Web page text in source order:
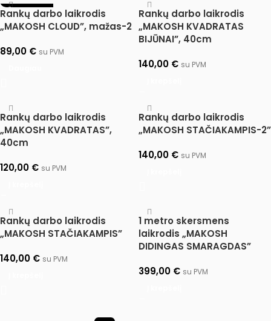
IŠPARDUOTA
Rankų darbo laikrodis
„MAKOSH CLOUD”, mažas-2
89,00 € su PVM
Rankų darbo laikrodis
„MAKOSH KVADRATAS
BIJŪNAI”, 40cm
140,00 € su PVM
Rankų darbo laikrodis
„MAKOSH KVADRATAS”,
40cm
120,00 € su PVM
Rankų darbo laikrodis
„MAKOSH STAČIAKAMPIS-2”
140,00 € su PVM
Rankų darbo laikrodis
„MAKOSH STAČIAKAMPIS”
140,00 € su PVM
1 metro skersmens
laikrodis „MAKOSH
DIDINGAS SMARAGDAS”
399,00 € su PVM